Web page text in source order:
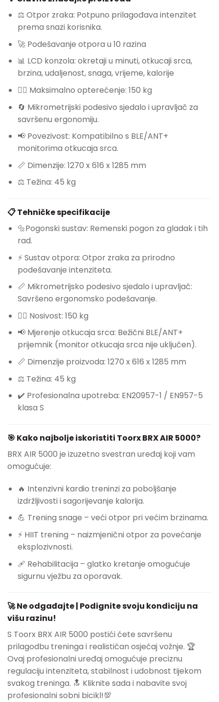
⚖️ Otpor zraka: Potpuno prilagođava intenzitet
prema snazi ​​korisnika.
🚀 Podešavanje otpora u 10 razina
📊 LCD konzola: okretaji u minuti, otkucaji srca,
brzina, udaljenost, snaga, vrijeme, kalorije
🏋️‍♂️ Maksimalno opterećenje: 150 kg
🔄 Mikrometrijski podesivo sjedalo i upravljač za
savršenu ergonomiju.
📢 Povezivost: Kompatibilno s BLE/ANT+
monitorima otkucaja srca.
📏 Dimenzije: 1270 x 616 x 1285 mm
⚖️ Težina: 45 kg
📋 Tehničke specifikacije
🔩Pogonski sustav: Remenski pogon za gladak i tih
rad.
⚡ Sustav otpora: Otpor zraka za prirodno
podešavanje intenziteta.
📏 Mikrometrijsko podesivo sjedalo i upravljač:
Savršeno ergonomsko podešavanje.
🏋️‍♂️ Nosivost: 150 kg
📢 Mjerenje otkucaja srca: Bežični BLE/ANT+
prijemnik (monitor otkucaja srca nije uključen).
📏 Dimenzije proizvoda: 1270 x 616 x 1285 mm
⚖️ Težina: 45 kg
✔️ Profesionalna upotreba: EN20957-1 / EN957-5
klasa S
🎯 Kako najbolje iskoristiti Toorx BRX AIR 5000?
BRX AIR 5000 je izuzetno svestran uređaj koji vam
omogućuje:
🔥 Intenzivni kardio treninzi za poboljšanje
izdržljivosti i sagorijevanje kalorija.
💪 Trening snage – veći otpor pri većim brzinama.
⚡ HIIT trening – naizmjenični otpor za povećanje
eksplozivnosti.
🩹 Rehabilitacija – glatko kretanje omogućuje
sigurnu vježbu za oporavak.
🚀 Ne odgađajte | Podignite svoju kondiciju na
višu razinu!
S Toorx BRX AIR 5000 postići ćete savršenu
prilagodbu treninga i realističan osjećaj vožnje. 🏆
Ovaj profesionalni uređaj omogućuje preciznu
regulaciju intenziteta, stabilnost i udobnost tijekom
svakog treninga. 🔝 Kliknite sada i nabavite svoj
profesionalni sobni bicikl!💯